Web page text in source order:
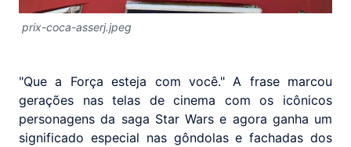
prix-coca-asserj.jpeg
"Que a Força esteja com você." A frase marcou
gerações nas telas de cinema com os icônicos
personagens da saga Star Wars e agora ganha um
significado especial nas gôndolas e fachadas dos